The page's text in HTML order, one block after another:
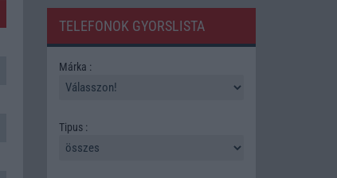
TELEFONOK GYORSLISTA
Márka :
Tipus :